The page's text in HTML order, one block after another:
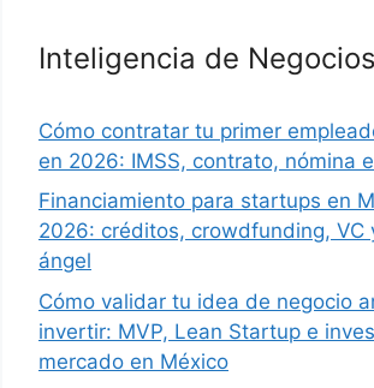
Inteligencia de Negocios
Cómo contratar tu primer
en 2026: IMSS, contrato, nómina
Financiamiento para startups en
2026: créditos, crowdfunding, VC
ángel
Cómo validar tu idea de negocio
invertir: MVP, Lean Startup e
mercado en México